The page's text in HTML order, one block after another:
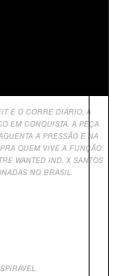
É O CORRE DIÁRIO, A
EM CONQUISTA. A PEÇA
A PRESSÃO E NA
QUEM VIVE A FUNÇÃO.
WANTED IND. X SANTOS
NO BRASIL.